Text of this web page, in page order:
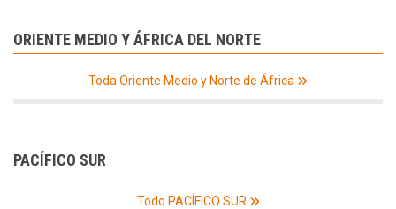
ORIENTE MEDIO Y ÁFRICA DEL NORTE
Toda Oriente Medio y Norte de África
PACÍFICO SUR
Todo PACÍFICO SUR